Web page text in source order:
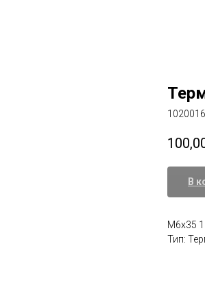
В
M6x35
Тип: